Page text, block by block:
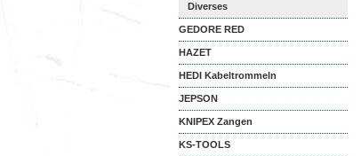
Diverses
GEDORE RED
HAZET
HEDI Kabeltrommeln
JEPSON
KNIPEX Zangen
KS-TOOLS